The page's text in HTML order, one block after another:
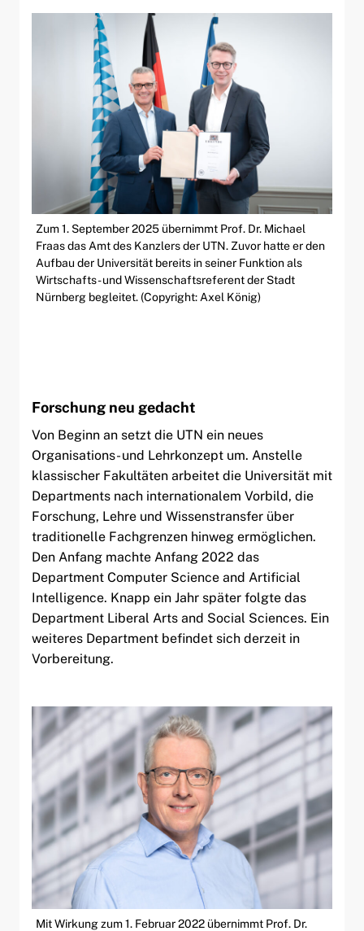
Zum 1. September 2025 übernimmt Prof. Dr. Michael
Fraas das Amt des Kanzlers der UTN. Zuvor hatte er den
Aufbau der Universität bereits in seiner Funktion als
Wirtschafts- und Wissenschaftsreferent der Stadt
Nürnberg begleitet. (Copyright: Axel König)
Forschung neu gedacht
Von Beginn an setzt die UTN ein neues
Organisations- und Lehrkonzept um. Anstelle
klassischer Fakultäten arbeitet die Universität mit
Departments nach internationalem Vorbild, die
Forschung, Lehre und Wissenstransfer über
traditionelle Fachgrenzen hinweg ermöglichen.
Den Anfang machte Anfang 2022 das
Department Computer Science and Artificial
Intelligence. Knapp ein Jahr später folgte das
Department Liberal Arts and Social Sciences. Ein
weiteres Department befindet sich derzeit in
Vorbereitung.
Mit Wirkung zum 1. Februar 2022 übernimmt Prof. Dr.